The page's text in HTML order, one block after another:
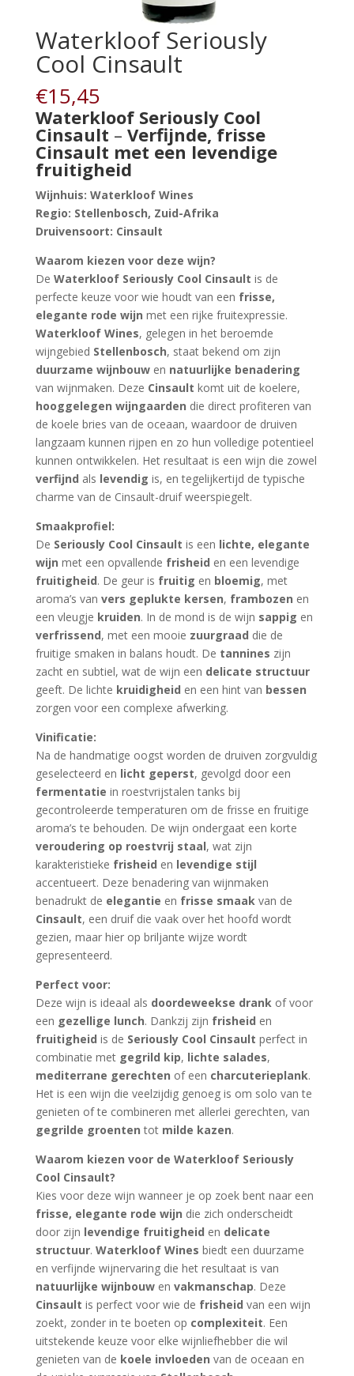
Waterkloof Seriously
Cool Cinsault
€15,45
Waterkloof Seriously Cool
Cinsault – Verfijnde, frisse
Cinsault met een levendige
fruitigheid
Wijnhuis: Waterkloof Wines
Regio: Stellenbosch, Zuid-Afrika
Druivensoort: Cinsault
Waarom kiezen voor deze wijn?
De Waterkloof Seriously Cool Cinsault is de
perfecte keuze voor wie houdt van een frisse,
elegante rode wijn met een rijke fruitexpressie.
Waterkloof Wines, gelegen in het beroemde
wijngebied Stellenbosch, staat bekend om zijn
duurzame wijnbouwen natuurlijke benadering
van wijnmaken. Deze Cinsault komt uit de koelere,
hooggelegen wijngaarden die direct profiteren van
de koele bries van de oceaan, waardoor de druiven
langzaam kunnen rijpen en zo hun volledige potentieel
kunnen ontwikkelen. Het resultaat is een wijn die zowel
verfijnd als levendig is, en tegelijkertijd de typische
charme van de Cinsault-druif weerspiegelt.
Smaakprofiel:
De Seriously Cool Cinsault is een lichte, elegante
wijn met een opvallende frisheid en een levendige
fruitigheid. De geur is fruitig en bloemig, met
aroma’s van vers geplukte kersen, frambozen en
een vleugje kruiden. In de mond is de wijn sappig en
verfrissend, met een mooie zuurgraad die de
fruitige smaken in balans houdt. De tannines zijn
zacht en subtiel, wat de wijn een delicate structuur
geeft. De lichte kruidigheid en een hint van bessen
zorgen voor een complexe afwerking.
Vinificatie:
Na de handmatige oogst worden de druiven zorgvuldig
geselecteerd en licht geperst, gevolgd door een
fermentatie in roestvrijstalen tanks bij
gecontroleerde temperaturen om de frisse en fruitige
aroma’s te behouden. De wijn ondergaat een korte
veroudering op roestvrij staal, wat zijn
karakteristieke frisheid en levendige stijl
accentueert. Deze benadering van wijnmaken
benadrukt de elegantie en frisse smaakvan de
Cinsault, een druif die vaak over het hoofd wordt
gezien, maar hier op briljante wijze wordt
gepresenteerd.
Perfect voor:
Deze wijn is ideaal als doordeweekse drankof voor
een gezellige lunch. Dankzij zijn frisheid en
fruitigheid is de Seriously Cool Cinsault perfect in
combinatie met gegrild kip, lichte salades,
mediterrane gerechten of een charcuterieplank.
Het is een wijn die veelzijdig genoeg is om solo van te
genieten of te combineren met allerlei gerechten, van
gegrilde groenten tot milde kazen.
Waarom kiezen voor de Waterkloof Seriously
Cool Cinsault?
Kies voor deze wijn wanneer je op zoek bent naar een
frisse, elegante rode wijn die zich onderscheidt
door zijn levendige fruitigheid en delicate
structuur. Waterkloof Wines biedt een duurzame
en verfijnde wijnervaring die het resultaat is van
natuurlijke wijnbouwen vakmanschap. Deze
Cinsault is perfect voor wie de frisheid van een wijn
zoekt, zonder in te boeten op complexiteit. Een
uitstekende keuze voor elke wijnliefhebber die wil
genieten van de koele invloeden van de oceaan en